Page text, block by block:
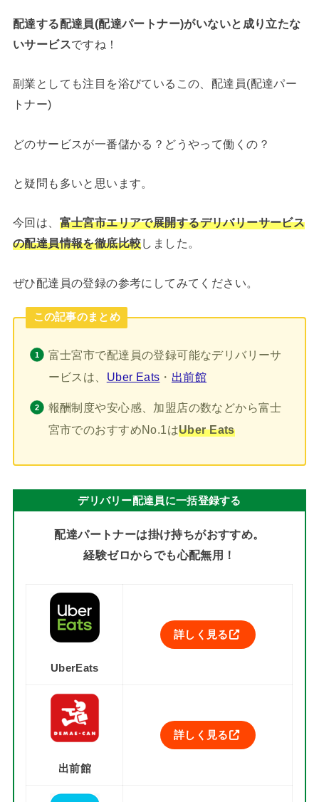
配達する配達員(配達パートナー)がいないと成り立たな
いサービスですね！
副業としても注目を浴びているこの、配達員(配達パー
トナー)
どのサービスが一番儲かる？どうやって働くの？
と疑問も多いと思います。
今回は、 富士宮市エリアで展開するデリバリーサービス
の配達員情報を徹底比較しました。
ぜひ配達員の登録の参考にしてみてください。
この記事のまとめ
富士宮市で配達員の登録可能なデリバリーサ
ービスは、 Uber Eats ・ 出前館
報酬制度や安心感、加盟店の数などから富士
宮市でのおすすめNo.1はUber Eats
デリバリー配達員に一括登録する
配達パートナーは掛け持ちがおすすめ。
経験ゼロからでも心配無用！
UberEats
詳しく見る
出前館
詳しく見る